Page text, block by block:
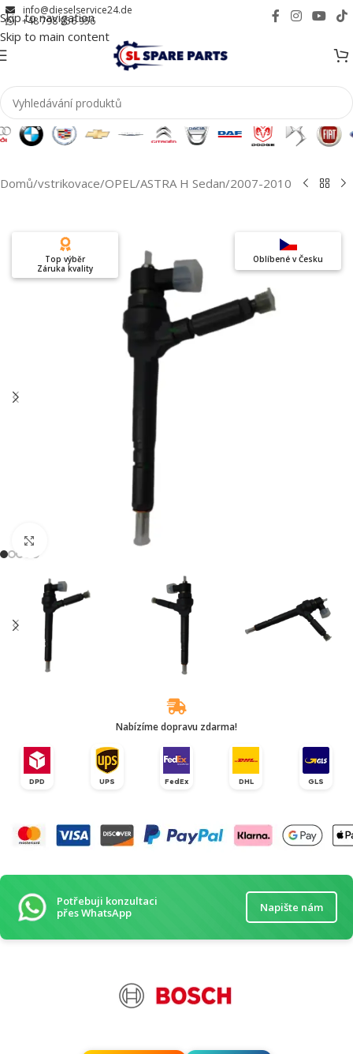
Skip to navigation
Skip to main content
info@dieselservice24.de
+48 798 956 956
Domů/vstrikovace/OPEL/ASTRA H Sedan/2007-2010
Oblíbené v Česku
Top výběr
Záruka kvality
Klikněte pro zvětšení
Nabízíme dopravu zdarma!
DPD UPS FedEx DHL GLS
Potřebuji konzultaci
přes WhatsApp
Napište nám